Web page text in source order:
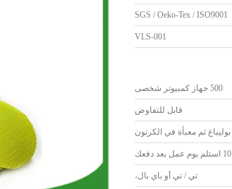
SGS / Oeko-Tex / ISO9001
VLS-001
500 جهاز كمبيوتر شخصى
قابل للتفاوض
بوليباغ ثم معبأة في الكرتون
10 استلم يوم عمل بعد دفعك
تي / تي أو باي بال،